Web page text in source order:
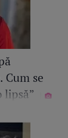
Cum se